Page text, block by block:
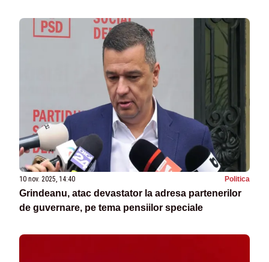
10 nov. 2025, 14:40 Politica
Grindeanu, atac devastator la adresa partenerilor
de guvernare, pe tema pensiilor speciale